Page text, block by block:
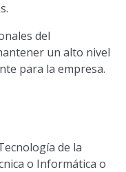
del
un alto nivel
para la empresa.
de la
o Informática o